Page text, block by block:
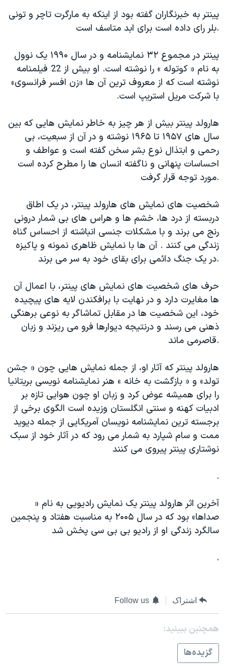
پینتر به خبرنگاران گفته بود از اینکه به مارگرت تاچر و تونی
بلر رای داده است برای ابد متاسف است.
پینتر در مجموع ۳۲ نمایشنامه و در سال ۱۹۹۰ یک نوول
به نام « کوتوله » را نوشته است. او بیش از 22 فیلمنامه
نوشته است که از معروف ترین آن ها «زن افسر فرانسوی»
با شرکت مریل استریپ است.
هارولد پینتر بیش از هر چیز به خاطر نمایش هایی که بین
سال های ۱۹۵۷ تا ۱۹۶۵ نوشته و در آن از سبعیت، بی
رحمی و ابتذال نوع بشر سخن گفته است و عواطف و
احساسات پنهانی و ناگفته انسان ها را مطرح کرده است
مورد توجه قرار گرفت.
شخصیت های نمایش های هارولد پینتر، در یک اطاق
دربسته از درد ها، خشم ها و هراس های بی شمار درونی
رنج می برند و با مشکلات جنسی انباشته از احساس گناه
زندگی می کنند . آن ها با نمایش ظاهری نمونه و پاکیزه
در یک جنگ دائمی برای بقای خود به سر می برند.
حرف های شخصیت های نمایش های پینتر، با اعمال آن
ها مغایرت دارد و در نهایت با برافکندن لایه های پیچیده
خود، این شخصیت ها در مقابل تماشاگر به نوعی برهنگی
ذهنی می رسند و درنتیجه دیوارها فرو می ریزند و زبان
قاصرمی ماند.
هارولد پینتر که آثار او، از جمله نمایش هایی چون « جشن
تولد» و « بازگشت به خانه » هنر نمایشنامه نویسی بریتانیا
را برای همیشه عوض کرد و زبان او چون هوایی تازه بر
ادبیات کهنه و سنتی انگلستان وزیده است الگوی برخی از
برجسته ترین نمایشنامه نویسان آمریکایی از جمله دیوید
ممت و سام شپارد به شمار می رود که در آثار خود از سبک
نوشتاری پینتر پیروی می کنند
.
آخرین اثر هارولد پینتر یک نمایش رادیویی به نام «
صداها» بود که در سال ۲۰۰۵ به مناسبت هفتاد و پنجمین
سالگرد زندگی او از رادیو بی بی سی پخش شد
.
اشتراک Follow us
همچنبن ببینید:
گزيده‌ها